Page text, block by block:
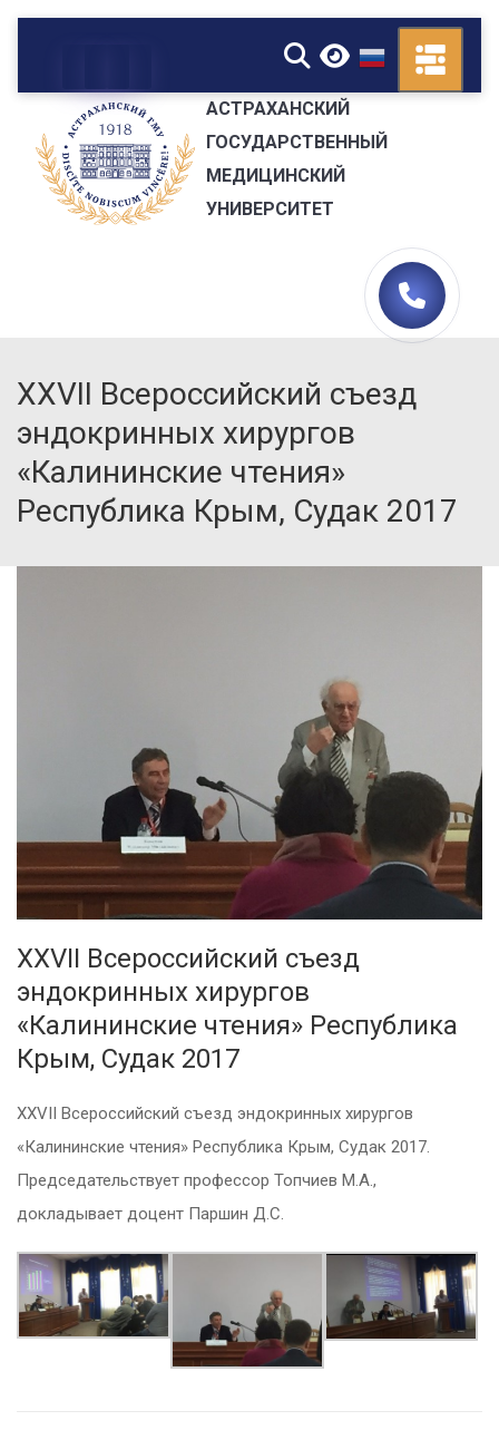
▼
АСТРАХАНСКИЙ
ГОСУДАРСТВЕННЫЙ
МЕДИЦИНСКИЙ
УНИВЕРСИТЕТ
XXVII Всероссийский съезд
эндокринных хирургов
«Калининские чтения»
Республика Крым, Судак 2017
XXVII Всероссийский съезд
эндокринных хирургов
«Калининские чтения» Республика
Крым, Судак 2017
XXVII Всероссийский съезд эндокринных хирургов
«Калининские чтения» Республика Крым, Судак 2017.
Председательствует профессор Топчиев М.А.,
докладывает доцент Паршин Д.С.